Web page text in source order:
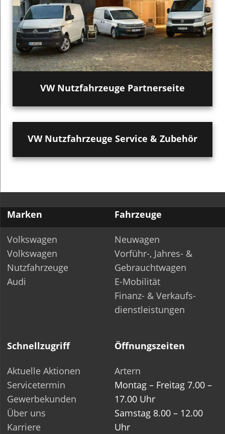
VW Nutzfahrzeuge Partnerseite
VW Nutzfahrzeuge Service & Zubehör
Marken
Volkswagen
Volkswagen
Nutzfahrzeuge
Audi
Fahrzeuge
Neuwagen
Vorführ-, Jahres- &
Gebrauchtwagen
E-Mobilität
Finanz- & Verkaufs­-
dienstleistungen
Schnellzugriff
Aktuelle Aktionen
Servicetermin
Gewerbekunden
Über uns
Karriere
Öffnungszeiten
Artern
Montag – Freitag 7.00 –
17.00 Uhr
Samstag 8.00 – 12.00
Uhr